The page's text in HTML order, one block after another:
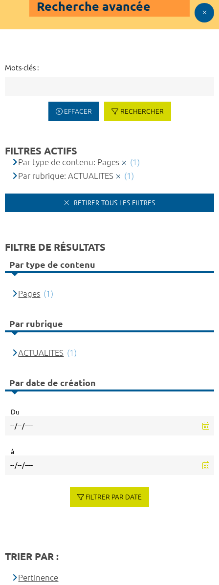
Recherche avancée
Mots-clés :
EFFACER RECHERCHER
FILTRES ACTIFS
Par type de contenu: Pages
(1)
Par rubrique: ACTUALITES
(1)
RETIRER TOUS LES FILTRES
FILTRE DE RÉSULTATS
Par type de contenu
Pages (1)
Par rubrique
ACTUALITES (1)
Par date de création
Du
à
FILTRER PAR DATE
TRIER PAR :
Pertinence